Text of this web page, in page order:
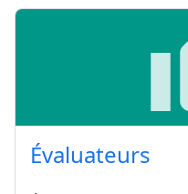
Évaluateurs